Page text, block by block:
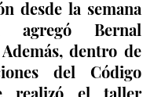
desde la semana
agregó Bernal
dentro de
del Código
realizó el taller